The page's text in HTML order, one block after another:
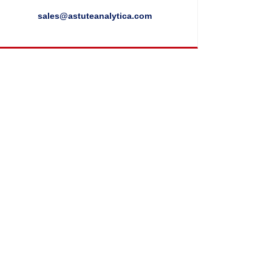
sales@astuteanalytica.com